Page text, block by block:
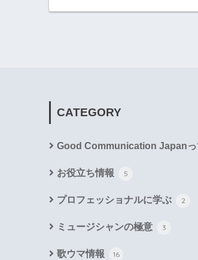
CATEGORY
Good Communication Japanっ
お役立ち情報 5
プロフェッショナルに学ぶ 2
ミュージシャンの極意 3
歌ウマ情報 16